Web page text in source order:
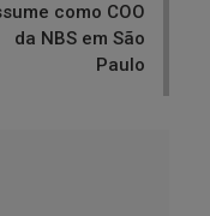
como COO
da NBS em São
Paulo